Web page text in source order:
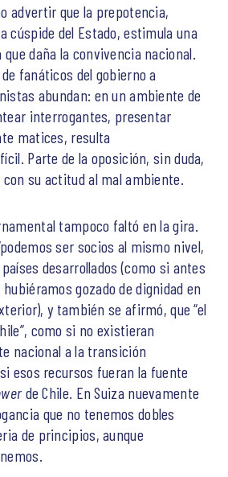
advertir que la prepotencia,
cúspide del Estado, estimula una
daña la convivencia nacional.
fanáticos del gobierno a
abundan: en un ambiente de
interrogantes, presentar
matices, resulta
Parte de la oposición, sin duda,
su actitud al mal ambiente.
tampoco faltó en la gira.
ser socios al mismo nivel,
desarrollados (como si antes
gozado de dignidad en
y también se afirmó, que “el
como si no existieran
nacional a la transición
esos recursos fueran la fuente
de Chile. En Suiza nuevamente
que no tenemos dobles
de principios, aunque